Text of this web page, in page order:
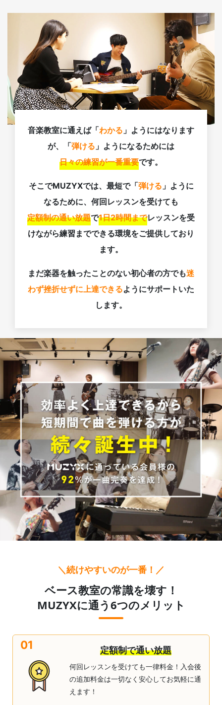
音楽教室に通えば「わかる 」ようにはなります
が、「弾ける 」ようになるためには
日々の練習が一番重要です。
そこでMUZYXでは、最短で「弾ける 」ように
なるために、何回レッスンを受けても
定額制の通い放題で1日2時間までレッスンを受
けながら練習までできる環境をご提供しており
ます。
まだ楽器を触ったことのない初心者の方でも迷
わず挫折せずに上達できるようにサポートいた
します。
＼続けやすいのが一番！／
ベース教室の常識を壊す！
MUZYXに通う6つのメリット
01 定額制で通い放題
何回レッスンを受けても一律料金！入会後
の追加料金は一切なく安心してお気軽に通
えます！